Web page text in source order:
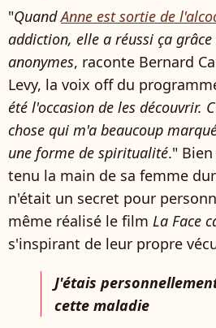
"QuandAnne est sortie de
addiction, elle a réussi ça
anonymes, raconte Bernard
Levy, la voix off du
été l'occasion de les découvrir.
chose qui m'a beaucoup
une forme de spiritualité."
tenu la main de sa femme
n'était un secret pour
même réalisé le film La Face
s'inspirant de leur propre
J'étais
cette maladie